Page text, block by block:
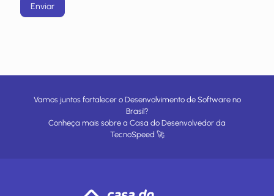
Enviar
Vamos juntos fortalecer o Desenvolvimento de Software no
Brasil?
Conheça mais sobre a Casa do Desenvolvedor da
TecnoSpeed 🚀